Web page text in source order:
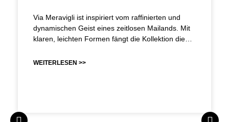
Via Meravigli ist inspiriert vom raffinierten und
dynamischen Geist eines zeitlosen Mailands. Mit
klaren, leichten Formen fängt die Kollektion die…
WEITERLESEN >>